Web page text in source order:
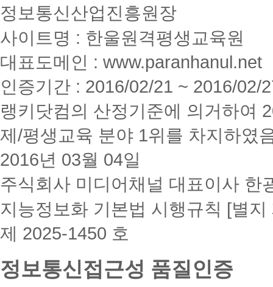
정보통신산업진흥원장
사이트명 : 한울원격평생교육원
대표도메인 : www.paranhanul.net
인증기간 : 2016/02/21 ~ 2016/02/
랭키닷컴의 산정기준에 의거하여
제/평생교육 분야 1위를 차지하였
2016년 03월 04일
주식회사 미디어채널 대표이사 한
지능정보화 기본법 시행규칙 [별지
제 2025-1450 호
정보통신접근성 품질인증